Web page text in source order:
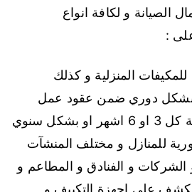
الصيانة و لكافة انواع
:
للمكيفات المنزلية و كذلك
بشكل دوري ضمن عقود عمل
لفترات زمنية مختلفة كل 3 او 6 اشهر او بشكل سنوي
للمنازل و مختلف المنشآت
الشركات و الفنادق و المطاعم و
على اجهزة التكييف و